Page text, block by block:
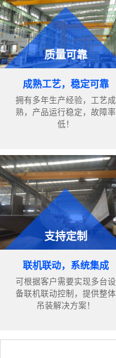
质量可靠
成熟工艺，稳定可靠
拥有多年生产经验，工艺成
熟，产品运行稳定，故障率
低！
支持定制
联机联动，系统集成
可根据客户需要实现多台设
备联机联动控制，提供整体
吊装解决方案！